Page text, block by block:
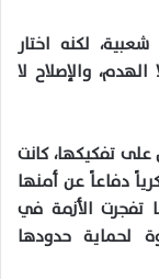
لكنه اختار
والإصلاح لا
تفكيكها، كانت
دفاعاً عن أمنها
تفجرت الأزمة في
لحماية حدودها